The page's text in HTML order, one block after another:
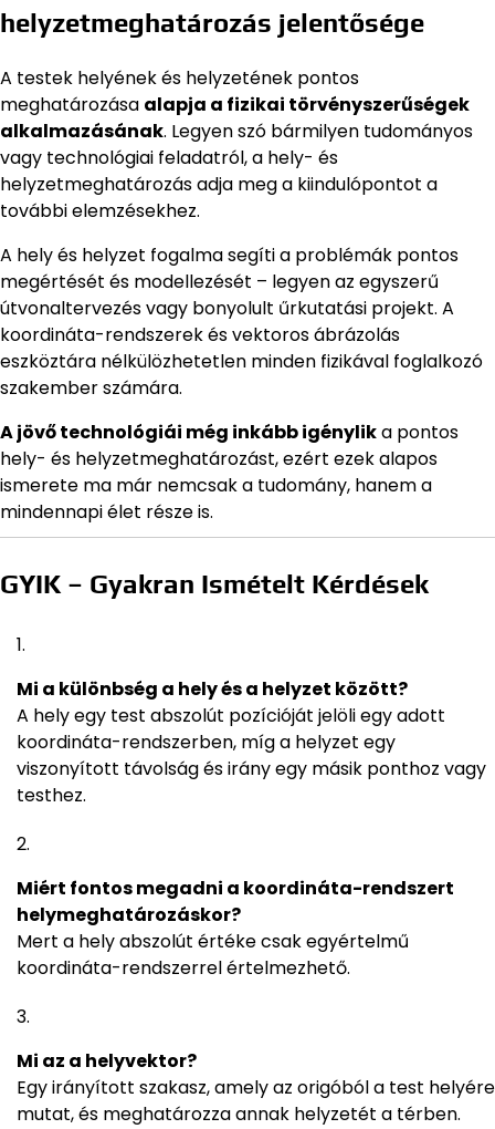
helyzetmeghatározás jelentősége
A testek helyének és helyzetének pontos
meghatározása alapja a fizikai törvényszerűségek
alkalmazásának. Legyen szó bármilyen tudományos
vagy technológiai feladatról, a hely- és
helyzetmeghatározás adja meg a kiindulópontot a
további elemzésekhez.
A hely és helyzet fogalma segíti a problémák pontos
megértését és modellezését – legyen az egyszerű
útvonaltervezés vagy bonyolult űrkutatási projekt. A
koordináta-rendszerek és vektoros ábrázolás
eszköztára nélkülözhetetlen minden fizikával foglalkozó
szakember számára.
A jövő technológiái még inkább igénylika pontos
hely- és helyzetmeghatározást, ezért ezek alapos
ismerete ma már nemcsak a tudomány, hanem a
mindennapi élet része is.
GYIK – Gyakran Ismételt Kérdések
Mi a különbség a hely és a helyzet között?
A hely egy test abszolút pozícióját jelöli egy adott
koordináta-rendszerben, míg a helyzet egy
viszonyított távolság és irány egy másik ponthoz vagy
testhez.
Miért fontos megadni a koordináta-rendszert
helymeghatározáskor?
Mert a hely abszolút értéke csak egyértelmű
koordináta-rendszerrel értelmezhető.
Mi az a helyvektor?
Egy irányított szakasz, amely az origóból a test helyére
mutat, és meghatározza annak helyzetét a térben.